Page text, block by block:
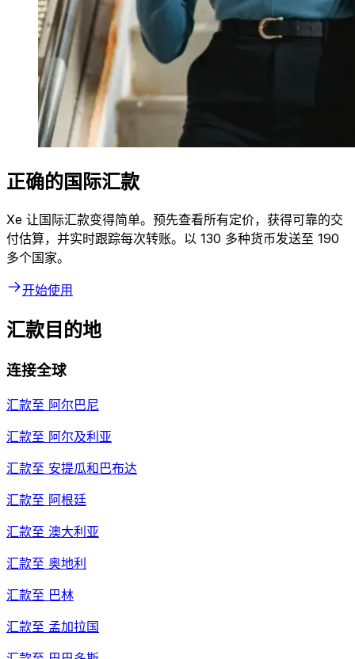
正确的国际汇款
Xe 让国际汇款变得简单。预先查看所有定价，获得可靠的交
付估算，并实时跟踪每次转账。以 130 多种货币发送至 190
多个国家。
开始使用
汇款目的地
连接全球
汇款至 阿尔巴尼
汇款至 阿尔及利亚
汇款至 安提瓜和巴布达
汇款至 阿根廷
汇款至 澳大利亚
汇款至 奥地利
汇款至 巴林
汇款至 孟加拉国